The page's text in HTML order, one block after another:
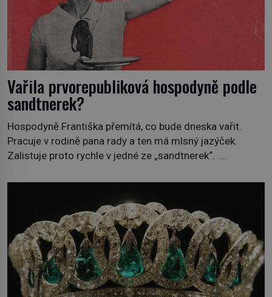
Vařila prvorepubliková hospodyně podle
sandtnerek?
Hospodyně Františka přemítá, co bude dneska vařit.
Pracuje v rodině pana rady a ten má mlsný jazýček.
Zalistuje proto rychle v jedné ze „sandtnerek“.
povzdechne si směrem ke služce, kterou má v kuchyni k
ruce. Ještě v prvních letech nové republiky fungoval kvůli
nedostatku zboží přídělový systém. […]